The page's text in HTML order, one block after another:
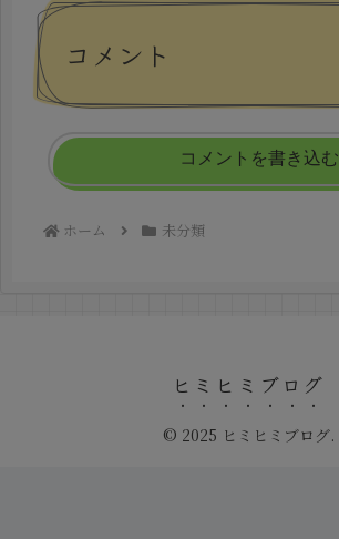
コメント
コメントを書き込む
ホーム 未分類
ヒミヒミブログ
© 2025 ヒミヒミブログ.